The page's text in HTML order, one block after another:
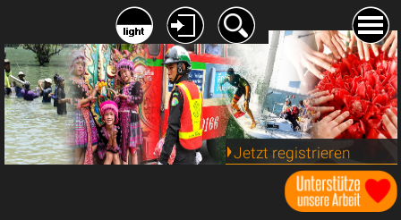
Jetzt registrieren